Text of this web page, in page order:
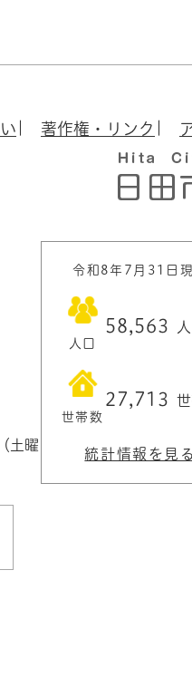
著作権・リンク
土曜
令和8年7月31日
人口
58,563 人
世帯数
27,713
統計情報を見る